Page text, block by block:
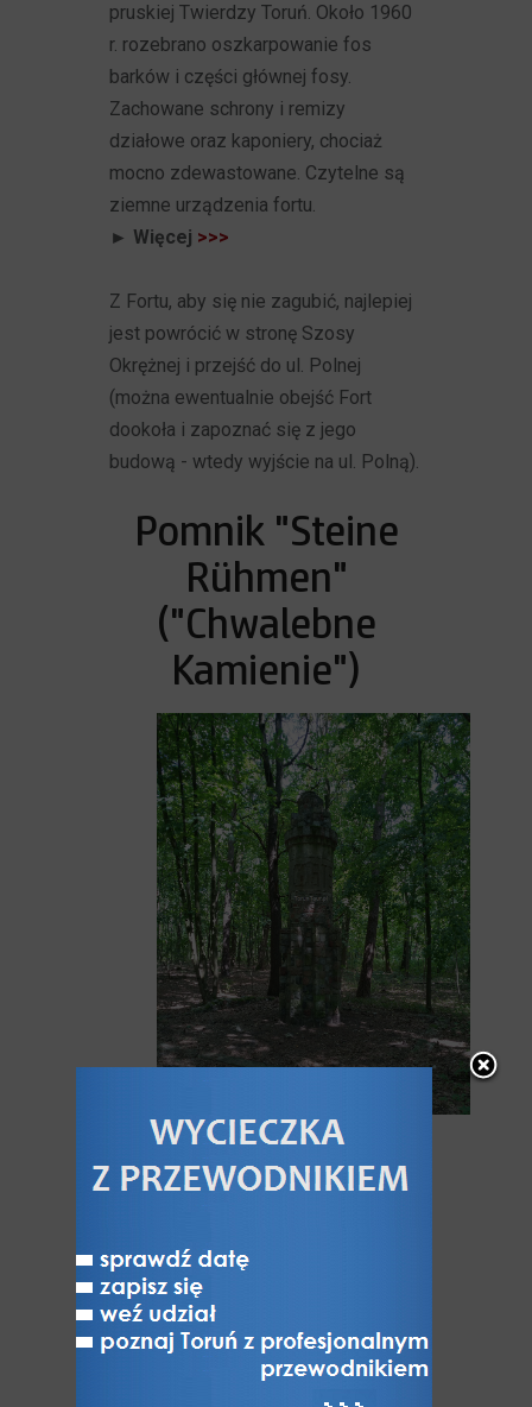
pruskiej Twierdzy Toruń. Około 1960
r. rozebrano oszkarpowanie fos
barków i części głównej fosy.
Zachowane schrony i remizy
działowe oraz kaponiery, chociaż
mocno zdewastowane. Czytelne są
ziemne urządzenia fortu.
► Więcej >>>
Z Fortu, aby się nie zagubić, najlepiej
jest powrócić w stronę Szosy
Okrężnej i przejść do ul. Polnej
(można ewentualnie obejść Fort
dookoła i zapoznać się z jego
budową - wtedy wyjście na ul. Polną).
Pomnik "Steine
Rühmen"
("Chwalebne
Kamienie")
Z ul. Polnej kierujemy się ponownie
w lewo, w drogę leśną i po około 250
po prawej, nieco w głębi pomnika
z napisem Steine Rühmen. Pomnik
powstał z inicjatywy zastępcy
komendanta Twierdzy Toruń gen. von
Dittfurtha, odsłonięty 18 grudnia 1915